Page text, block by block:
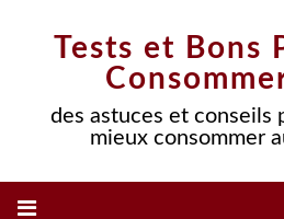
Tests et Bons
des astuces et conseils
mieux consommer